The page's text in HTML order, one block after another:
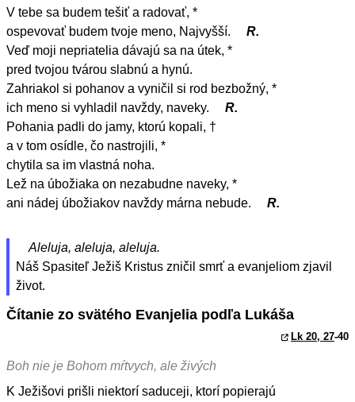
V tebe sa budem tešiť a radovať, *
ospevovať budem tvoje meno, Najvyšší.
R.
Veď moji nepriatelia dávajú sa na útek, *
pred tvojou tvárou slabnú a hynú.
Zahriakol si pohanov a vyničil si rod bezbožný, *
ich meno si vyhladil navždy, naveky.
R.
Pohania padli do jamy, ktorú kopali, †
a v tom osídle, čo nastrojili, *
chytila sa im vlastná noha.
Lež na úbožiaka on nezabudne naveky, *
ani nádej úbožiakov navždy márna nebude.
R.
Aleluja, aleluja, aleluja.
Náš Spasiteľ Ježiš Kristus zničil smrť a evanjeliom zjavil
život.
Čítanie zo svätého Evanjelia podľa Lukáša
Lk 20, 27-40
Boh nie je Bohom mŕtvych, ale živých
K Ježišovi prišli niektorí saduceji, ktorí popierajú